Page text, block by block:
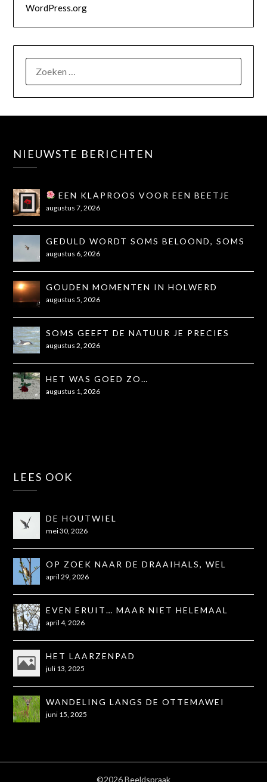
WordPress.org
NIEUWSTE BERICHTEN
EEN KLAPROOS VOOR EEN BEETJE
TROOST
augustus 7, 2026
GEDULD WORDT SOMS BELOOND, SOMS
OOK NIET...
augustus 6, 2026
GOUDEN MOMENTEN IN HOLWERD
augustus 5, 2026
SOMS GEEFT DE NATUUR JE PRECIES
WAT JE NODIG HEBT
augustus 2, 2026
HET WAS GOED ZO…
augustus 1, 2026
LEES OOK
DE HOUTWIEL
mei 30, 2026
OP ZOEK NAAR DE DRAAIHALS, WEL
GEZIEN, NIET OP DE FOTO
april 29, 2026
EVEN ERUIT… MAAR NIET HELEMAAL
ZOALS GEHOOPT
april 4, 2026
HET LAARZENPAD
juli 13, 2025
WANDELING LANGS DE OTTEMAWEI
juni 15, 2025
©2026 Beeldspraak